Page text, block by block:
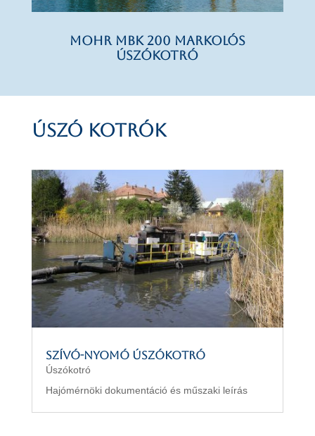
MOHR MBK 200 markolós
úszókotró
Úszó kotrók
Szívó-nyomó úszókotró
Úszókotró
Hajómérnöki dokumentáció és műszaki leírás